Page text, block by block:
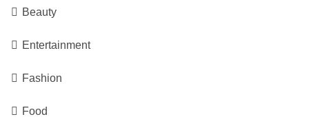
Beauty
Entertainment
Fashion
Food